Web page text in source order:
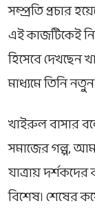
সম্প্রতি প্রচার
এই কাজটিকেই
হিসেবে দেখছেন
মাধ্যমে তিনি
খাইরুল বাসার
সমাজের গল্প,
যাত্রায় দর্শকদের
বিশেষ। শেষের